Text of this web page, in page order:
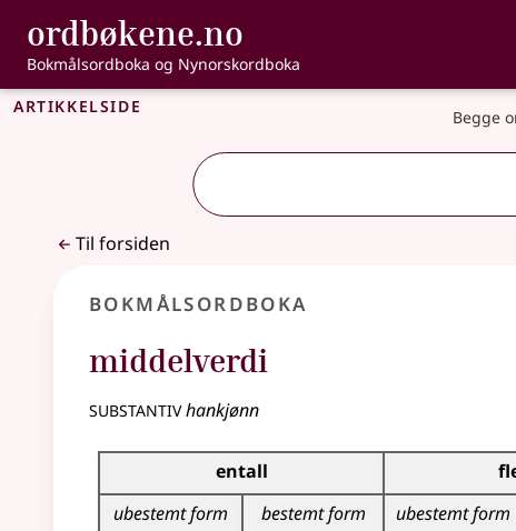
Gå til hovedinnhold
Tilgjengelighet
ordbøkene.no ,
Bokmålsordboka og Nynorskordboka
Artikkelside Begge
Til forsiden
Bokmålsordboka
middelverdi
substantivhankjønn
Bøyingstabell for dette substantivet
entall
ubestemt form
bestemt form ubestemt form